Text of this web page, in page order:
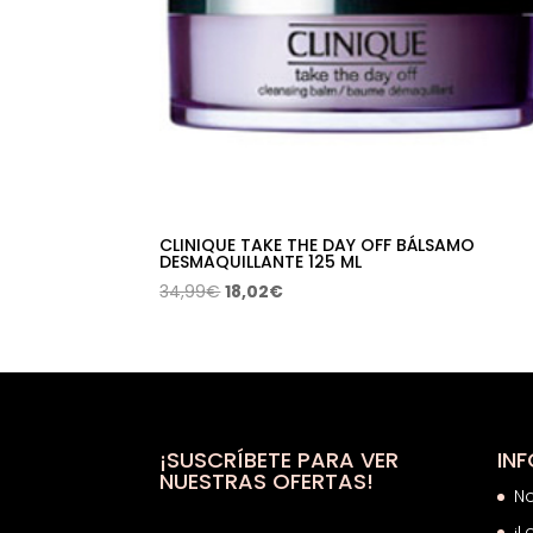
CLINIQUE TAKE THE DAY OFF BÁLSAMO
DESMAQUILLANTE 125 ML
34,99€El
era:
18,02€El
es:
¡SUSCRÍBETE PARA VER
NUESTRAS OFERTAS!